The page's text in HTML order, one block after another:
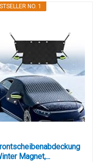
NO. 1
Magnet,...